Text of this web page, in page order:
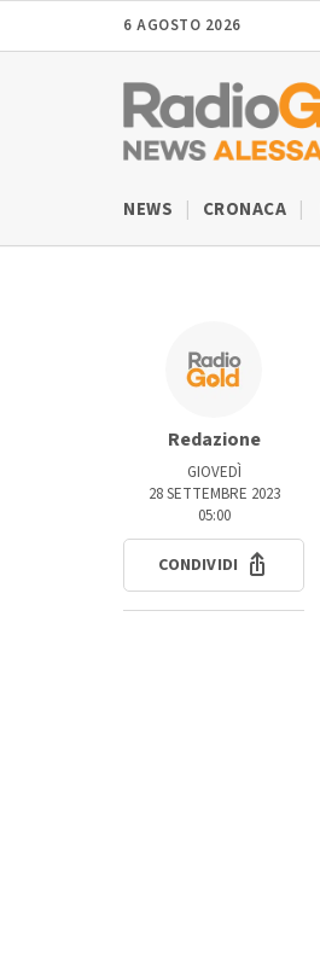
6 AGOSTO 2026
NEWS CRONACA
Redazione
GIOVEDÌ
28 SETTEMBRE 2023
05:00
CONDIVIDI